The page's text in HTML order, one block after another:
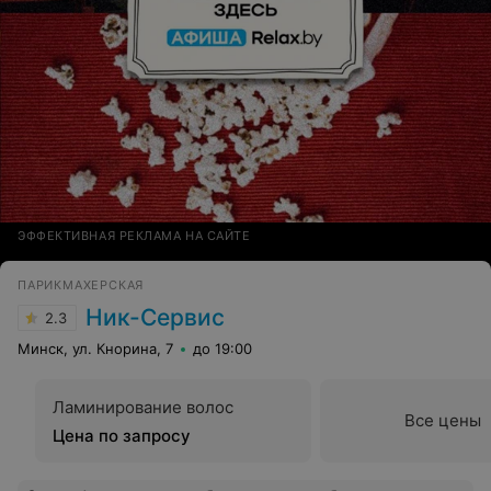
ЭФФЕКТИВНАЯ РЕКЛАМА НА САЙТЕ
ПАРИКМАХЕРСКАЯ
2.3 Ник-Сервис
Минск, ул. Кнорина, 7 до 19:00
Ламинирование волос
Цена по запросу
Все цены